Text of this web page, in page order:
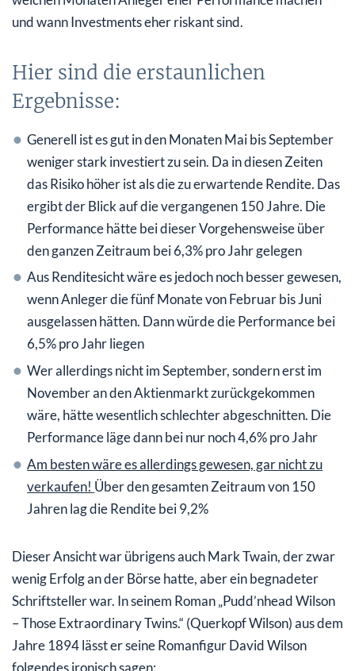
und wann Investments eher riskant sind.
Hier sind die erstaunlichen
Ergebnisse:
Generell ist es gut in den Monaten Mai bis September
weniger stark investiert zu sein. Da in diesen Zeiten
das Risiko höher ist als die zu erwartende Rendite. Das
ergibt der Blick auf die vergangenen 150 Jahre. Die
Performance hätte bei dieser Vorgehensweise über
den ganzen Zeitraum bei 6,3% pro Jahr gelegen
Aus Renditesicht wäre es jedoch noch besser gewesen,
wenn Anleger die fünf Monate von Februar bis Juni
ausgelassen hätten. Dann würde die Performance bei
6,5% pro Jahr liegen
Wer allerdings nicht im September, sondern erst im
November an den Aktienmarkt zurückgekommen
wäre, hätte wesentlich schlechter abgeschnitten. Die
Performance läge dann bei nur noch 4,6% pro Jahr
Am besten wäre es allerdings gewesen, gar nicht zu
verkaufen! Über den gesamten Zeitraum von 150
Jahren lag die Rendite bei 9,2%
Dieser Ansicht war übrigens auch Mark Twain, der zwar
wenig Erfolg an der Börse hatte, aber ein begnadeter
Schriftsteller war. In seinem Roman „Pudd’nhead Wilson
– Those Extraordinary Twins.“ (Querkopf Wilson) aus dem
Jahre 1894 lässt er seine Romanfigur David Wilson
folgendes ironisch sagen: